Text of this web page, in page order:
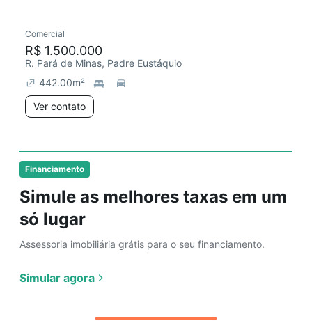
Financiamento
Simule as melhores taxas em um
só lugar
Assessoria imobiliária grátis para o seu financiamento.
Simular agora
Comercial
R$ 1.500.000
R. Pará de Minas, Padre Eustáquio
442.00m²
Ver contato